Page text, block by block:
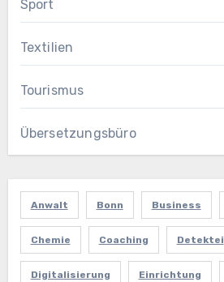
Sport
Textilien
Tourismus
Übersetzungsbüro
Anwalt Bonn Business
Chemie Coaching Detektei
Digitalisierung Einrichtung